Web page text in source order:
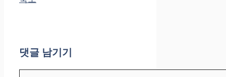
댓글 남기기